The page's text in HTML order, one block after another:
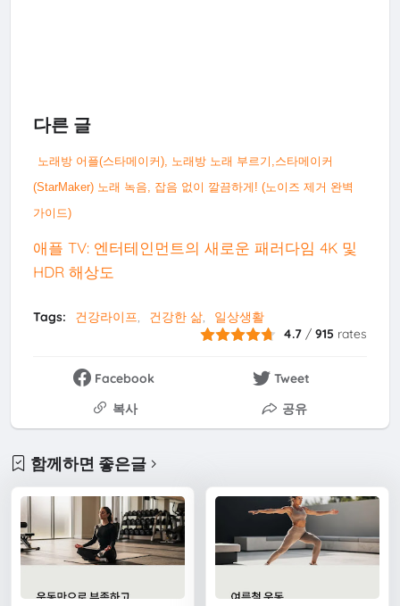
다른 글
노래방 어플(스타메이커), 노래방 노래 부르기,스타메이커
(StarMaker) 노래 녹음, 잡음 없이 깔끔하게! (노이즈 제거 완벽
가이드)
애플 TV: 엔터테인먼트의 새로운 패러다임 4K 및
HDR 해상도
Tags: 건강라이프 건강한 삶
일상생활
4.7 /915 rates
Facebook
Tweet
복사
공유
함께하면 좋은글